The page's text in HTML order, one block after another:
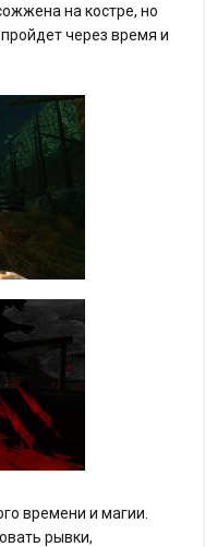
на костре, но
через время и
времени и магии.
рывки,